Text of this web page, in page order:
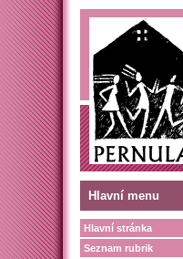
Hlavní menu
Hlavní stránka
Seznam rubrik